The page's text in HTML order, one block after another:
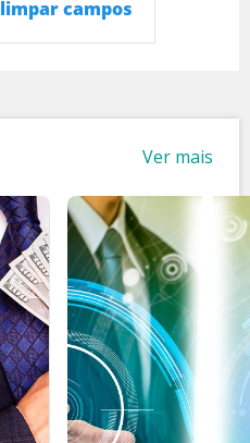
limpar campos
Ver mais